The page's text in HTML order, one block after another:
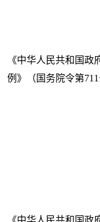
《中华人民共和国政
例》（国务院令第711
《中华人民共和国政